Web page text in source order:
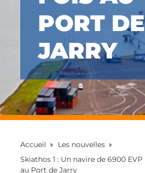
PORT DE
JARRY
Accueil
Les nouvelles
Skiathos 1 : Un navire de 6900
au Port de Jarry